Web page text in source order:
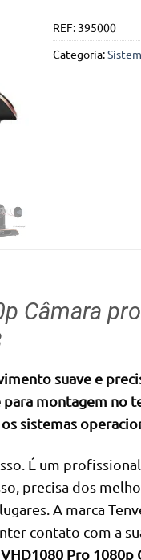
REF: 395000
Categoria:
Câmara
suave e
montagem no
sistemas
É um
precisa dos
A marca
contato com a
Pro